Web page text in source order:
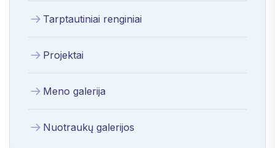
Tarptautiniai renginiai
Projektai
Meno galerija
Nuotraukų galerijos